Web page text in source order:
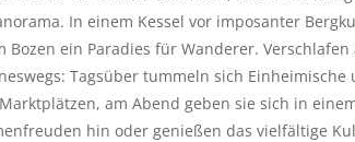
In einem Kessel vor imposanter
Bozen ein Paradies für Wanderer.
Tagsüber tummeln sich
am Abend geben sie sich in
hin oder genießen das vielfältige